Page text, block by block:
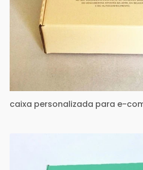
caixa personalizada para e-